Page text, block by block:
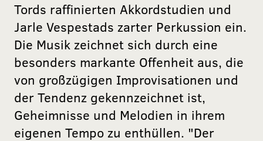
Tords raffinierten Akkordstudien und
Jarle Vespestads zarter Perkussion ein.
Die Musik zeichnet sich durch eine
besonders markante Offenheit aus, die
von großzügigen Improvisationen und
der Tendenz gekennzeichnet ist,
Geheimnisse und Melodien in ihrem
eigenen Tempo zu enthüllen. "Der